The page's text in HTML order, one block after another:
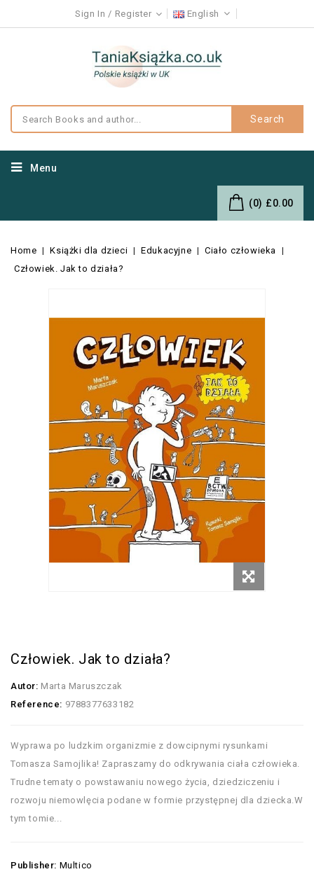
Sign In Register English
Search
Menu
(0) £0.00
Home Książki dla dzieci Edukacyjne
Ciało człowieka
Człowiek. Jak to działa?
Człowiek. Jak to działa?
Autor: Marta Maruszczak
Reference: 9788377633182
Wyprawa po ludzkim organizmie z dowcipnymi rysunkami
Tomasza Samojlika! Zapraszamy do odkrywania ciała człowieka.
Trudne tematy o powstawaniu nowego życia, dziedziczeniu i
rozwoju niemowlęcia podane w formie przystępnej dla dziecka.W
tym tomie...
Publisher: Multico